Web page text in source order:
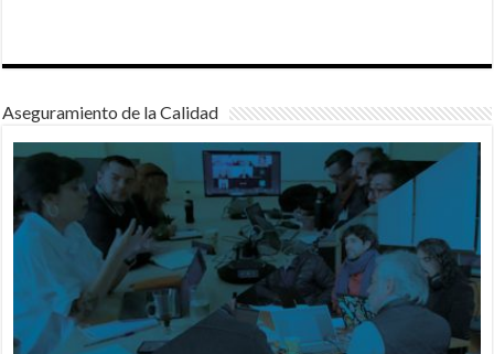
Aseguramiento de la Calidad